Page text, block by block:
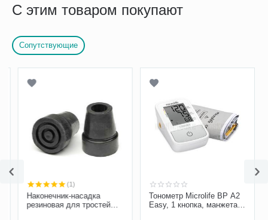
С этим товаром покупают
Сопутствующие
(1)
Наконечник-насадка
резиновая для тростей
Тонометр Microlife BP A2
Easy, 1 кнопка, манжета